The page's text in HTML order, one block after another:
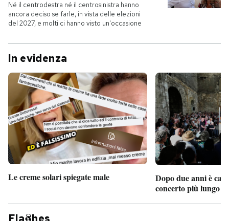
Né il centrodestra né il centrosinistra hanno
ancora deciso se farle, in vista delle elezioni
del 2027, e molti ci hanno visto un'occasione
In evidenza
Le creme solari spiegate male
Dopo due anni è
concerto più lungo